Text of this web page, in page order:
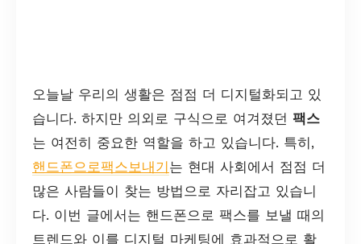
오늘날 우리의 생활은 점점 더 디지털화되고 있
습니다. 하지만 의외로 구식으로 여겨졌던 팩스
는 여전히 중요한 역할을 하고 있습니다. 특히,
핸드폰으로팩스보내기 는 현대 사회에서 점점 더
많은 사람들이 찾는 방법으로 자리잡고 있습니
다. 이번 글에서는 핸드폰으로 팩스를 보낼 때의
트렌드와 이를 디지털 마케팅에 효과적으로 활